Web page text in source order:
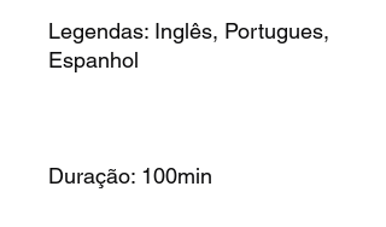
Legendas: Inglês, Portugues,
Espanhol
Duração: 100min